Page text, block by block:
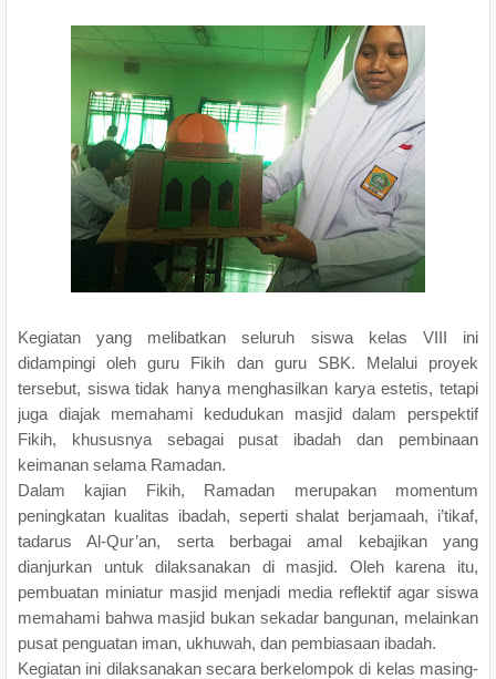
Kegiatan yang melibatkan seluruh siswa kelas VIII ini
didampingi oleh guru Fikih dan guru SBK. Melalui proyek
tersebut, siswa tidak hanya menghasilkan karya estetis, tetapi
juga diajak memahami kedudukan masjid dalam perspektif
Fikih, khususnya sebagai pusat ibadah dan pembinaan
keimanan selama Ramadan.
Dalam kajian Fikih, Ramadan merupakan momentum
peningkatan kualitas ibadah, seperti shalat berjamaah, i’tikaf,
tadarus Al-Qur’an, serta berbagai amal kebajikan yang
dianjurkan untuk dilaksanakan di masjid. Oleh karena itu,
pembuatan miniatur masjid menjadi media reflektif agar siswa
memahami bahwa masjid bukan sekadar bangunan, melainkan
pusat penguatan iman, ukhuwah, dan pembiasaan ibadah.
Kegiatan ini dilaksanakan secara berkelompok di kelas masing-